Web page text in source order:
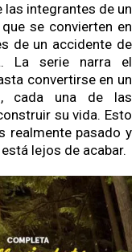
las integrantes de un
se convierten en
de un accidente de
La serie narra el
convertirse en un
cada una de las
su vida. Esto
realmente pasado y
lejos de acabar.